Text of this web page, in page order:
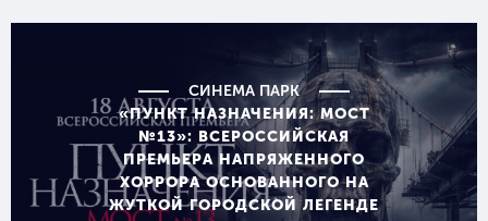
СИНЕМА ПАРК
«ПУНКТ НАЗНАЧЕНИЯ: МОСТ
№13»: ВСЕРОССИЙСКАЯ
ПРЕМЬЕРА НАПРЯЖЕННОГО
ХОРРОРА ОСНОВАННОГО НА
ЖУТКОЙ ГОРОДСКОЙ ЛЕГЕНДЕ